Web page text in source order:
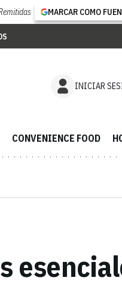
MARCAR COMO
INICIAR
CONVENIENCE FOOD